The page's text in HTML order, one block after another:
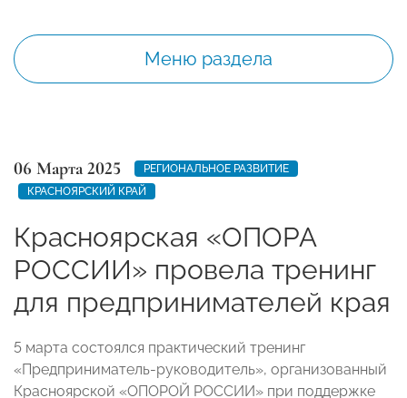
Меню раздела
06 Марта 2025
РЕГИОНАЛЬНОЕ РАЗВИТИЕ
КРАСНОЯРСКИЙ КРАЙ
Красноярская «ОПОРА
РОССИИ» провела тренинг
для предпринимателей края
5 марта состоялся практический тренинг
«Предприниматель-руководитель», организованный
Красноярской «ОПОРОЙ РОССИИ» при поддержке